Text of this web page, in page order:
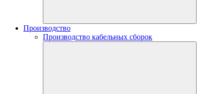
Производство
Производство кабельных сборок